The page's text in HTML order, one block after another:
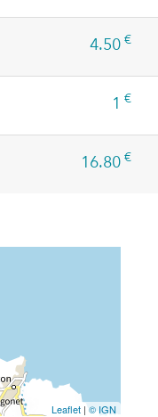
4.50 €
1 €
16.80 €
Leaflet |© IGN